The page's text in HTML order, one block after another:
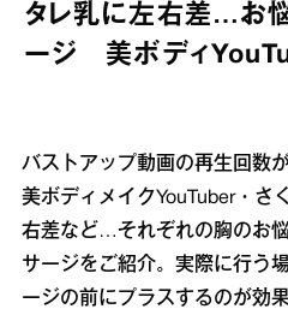
タレ乳に左右差…お
ージ 美ボディ
バストアップ動画の再生回数
美ボディメイクYouTuber・さ
右差など…それぞれの胸のお
サージをご紹介。実際に行う
ージの前にプラスするのが効